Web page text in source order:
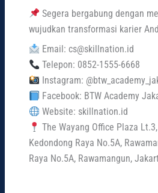
Segera bergabung dengan
wujudkan transformasi karier
Email: cs@skillnation.id
Telepon: 0852-1555-6668
Instagram:
Facebook: BTW Academy
Website: skillnation.id
The Wayang Office Plaza
Kedondong Raya No.5A,
Raya No.5A, Rawamangun,